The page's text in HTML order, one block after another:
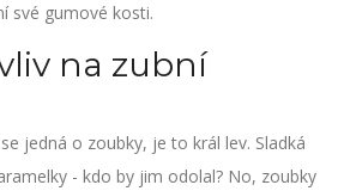
své gumové kosti.
na zubní
jedná o zoubky, je to král lev. Sladká
- kdo by jim odolal? No, zoubky